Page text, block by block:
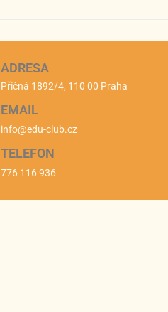
ADRESA
Příčná 1892/4, 110 00 Praha
EMAIL
info@edu-club.cz
TELEFON
776 116 936